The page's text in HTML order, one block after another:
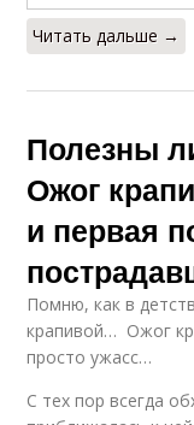
Читать дальше →
Полезны
Ожог
и первая
Помню, как в
крапивой… Ожог
просто ужасс…
С тех пор всегда